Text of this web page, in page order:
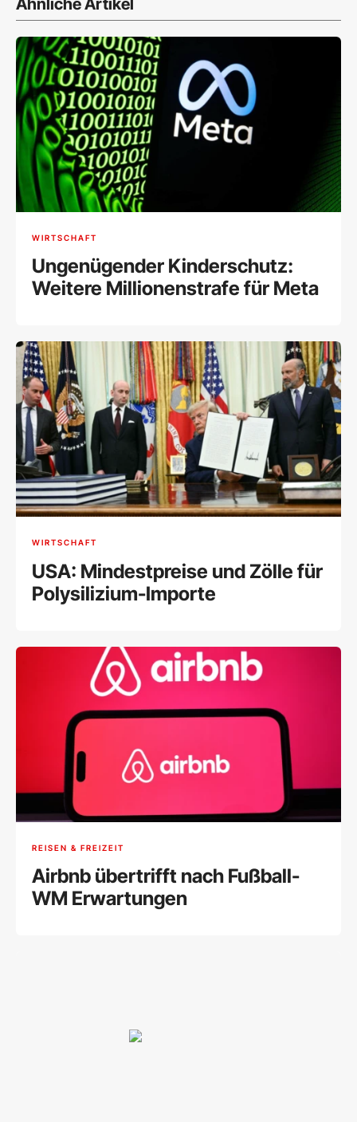
Ähnliche Artikel
WIRTSCHAFT
Ungenügender Kinderschutz:
Weitere Millionenstrafe für Meta
WIRTSCHAFT
USA: Mindestpreise und Zölle für
Polysilizium-Importe
REISEN & FREIZEIT
Airbnb übertrifft nach Fußball-
WM Erwartungen